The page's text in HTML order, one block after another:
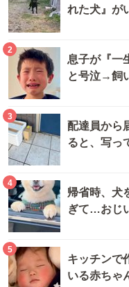
れた犬』
2
息子が『一
と号泣→飼
3
配達員から
ると、写っ
4
帰省時、犬
ぎて…おじ
5
キッチンで
いる赤ち